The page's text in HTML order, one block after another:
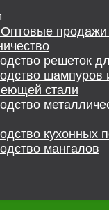
продажи
решеток
шампуров
стали
кухонных
мангалов